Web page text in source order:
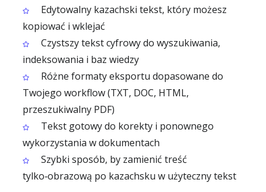
Edytowalny kazachski tekst, który możesz
kopiować i wklejać
Czystszy tekst cyfrowy do wyszukiwania,
indeksowania i baz wiedzy
Różne formaty eksportu dopasowane do
Twojego workflow (TXT, DOC, HTML,
przeszukiwalny PDF)
Tekst gotowy do korekty i ponownego
wykorzystania w dokumentach
Szybki sposób, by zamienić treść
tylko‑obrazową po kazachsku w użyteczny tekst